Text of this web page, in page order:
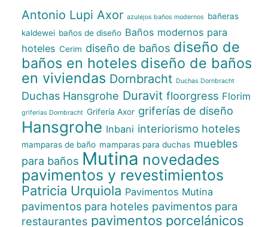
Antonio Lupi Axor azulejos baños modernos
bañeras
kaldewei baños de diseño Baños modernos para
hoteles Cerim diseño de baños diseño de
baños en hoteles diseño de baños
en viviendas Dornbracht Duchas Dornbracht
Duchas Hansgrohe Duravit floorgress Florim
griferias Dornbracht Grifería Axor griferías de diseño
Hansgrohe Inbani interiorismo hoteles
mamparas de baño mamparas para duchas muebles
para baños Mutina novedades
pavimentos y revestimientos
Patricia Urquiola Pavimentos Mutina
pavimentos para hoteles pavimentos para
restaurantes pavimentos porcelánicos